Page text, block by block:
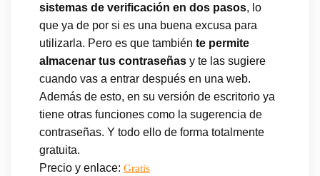
sistemas de verificación en dos pasos, lo
que ya de por si es una buena excusa para
utilizarla. Pero es que también te permite
almacenar tus contraseñas y te las sugiere
cuando vas a entrar después en una web.
Además de esto, en su versión de escritorio ya
tiene otras funciones como la sugerencia de
contraseñas. Y todo ello de forma totalmente
gratuita.
Precio y enlace: Gratis